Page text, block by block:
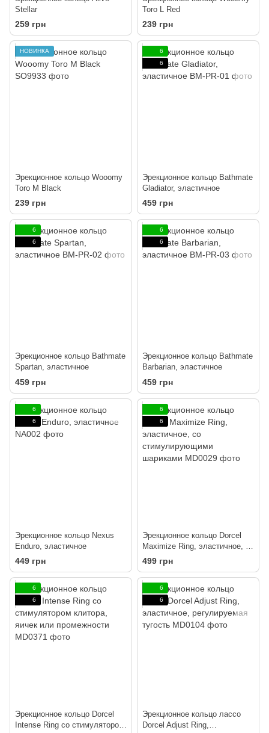
Stellar
259 грн
Toro L Red
239 грн
НОВИНКА
Эрекционное кольцо Wooomy
Toro M Black
239 грн
6
6
Эрекционное кольцо Bathmate
Gladiator, эластичное
459 грн
6
6
Эрекционное кольцо Bathmate
Spartan, эластичное
459 грн
6
6
Эрекционное кольцо Bathmate
Barbarian, эластичное
459 грн
6
6
Эрекционное кольцо Nexus
Enduro, эластичное
449 грн
6
6
Эрекционное кольцо Dorcel
Maximize Ring, эластичное, со
стимулирующими шариками
499 грн
6
6
Эрекционное кольцо Dorcel
Intense Ring со стимулятором
6
6
Эрекционное кольцо лассо
Dorcel Adjust Ring,